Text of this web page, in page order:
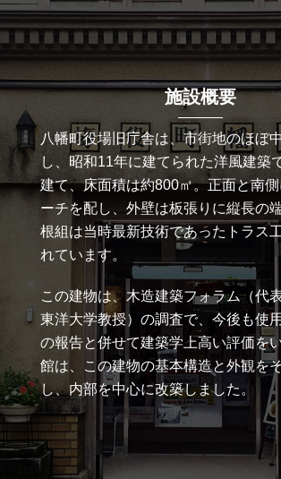
施設概要
八幡町役場旧庁舎は、市街地のほぼ
し、昭和11年に建てられた洋風建築
建て、床面積は約800㎡。正面と南
ーチを配し、外壁は板張りに縦長の
根組は当時最新技術であったトラス
れています。
この建物は、木造建築フォラム（代
東洋大学教授）の調査で、今後も使
の報告と併せて建築学上高い評価を
館は、この建物の基本構造と外観を
し、内部を中心に改築しました。